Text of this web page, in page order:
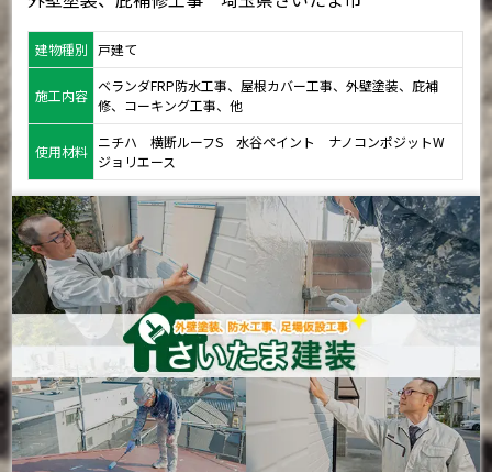
建物種別 戸建て
施工内容
ベランダFRP防水工事、屋根カバー工事、外壁塗装、庇補
修、コーキング工事、他
使用材料
ニチハ 横断ルーフS 水谷ペイント ナノコンポジットW
ジョリエース